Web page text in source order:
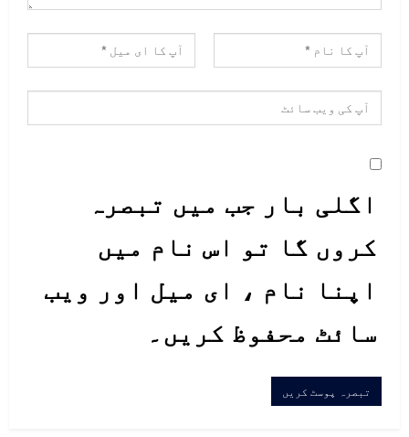
اگلی بار جب میں تبصرہ
کروں گا تو اس نام میں
اپنا نام ، ای میل اور ویب
سائٹ محفوظ کریں۔